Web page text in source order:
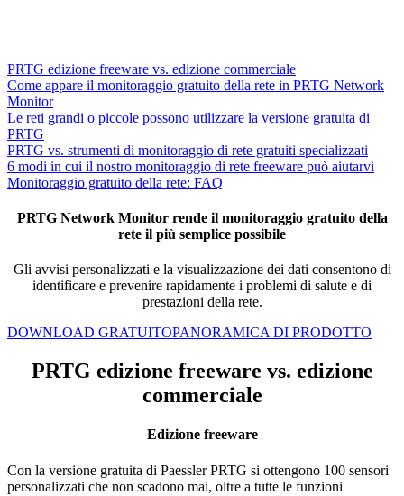
PRTG edizione freeware vs. edizione commerciale
Come appare il monitoraggio gratuito della rete in PRTG Network
Monitor
Le reti grandi o piccole possono utilizzare la versione gratuita di
PRTG
PRTG vs. strumenti di monitoraggio di rete gratuiti specializzati
6 modi in cui il nostro monitoraggio di rete freeware può aiutarvi
Monitoraggio gratuito della rete: FAQ
PRTG Network Monitor rende il monitoraggio gratuito della
rete il più semplice possibile
Gli avvisi personalizzati e la visualizzazione dei dati consentono di
identificare e prevenire rapidamente i problemi di salute e di
prestazioni della rete.
DOWNLOAD GRATUITOPANORAMICA DI PRODOTTO
PRTG edizione freeware vs. edizione
commerciale
Edizione freeware
Con la versione gratuita di Paessler PRTG si ottengono 100 sensori
personalizzati che non scadono mai, oltre a tutte le funzioni